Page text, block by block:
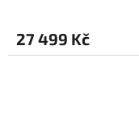
27 499 Kč